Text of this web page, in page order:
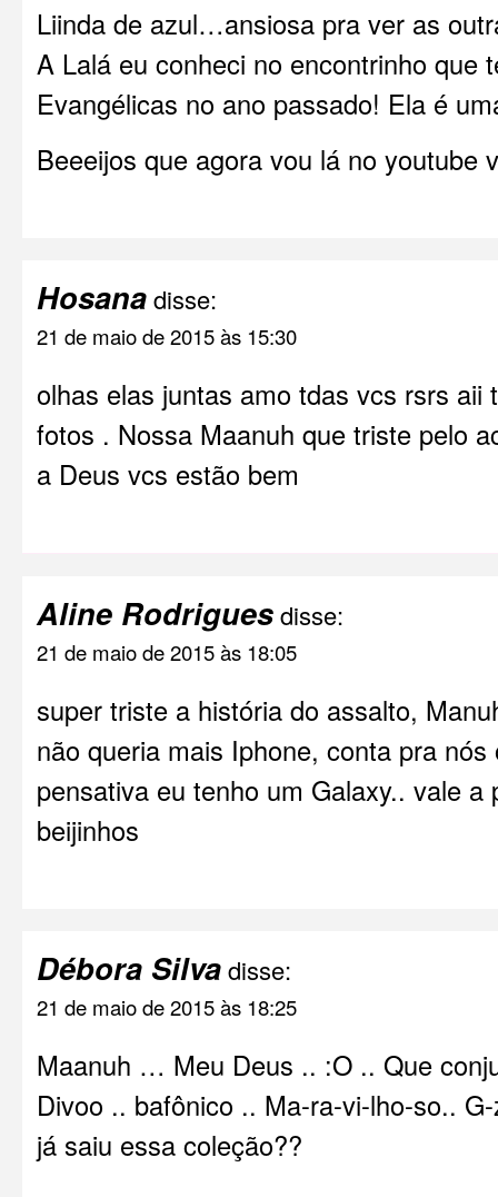
Liinda de azul…ansiosa pra ver as
A Lalá eu conheci no encontrinho que
Evangélicas no ano passado! Ela é
Beeeijos que agora vou lá no youtube
Hosanadisse:
21 de maio de 2015 às 15:30
olhas elas juntas amo tdas vcs rsrs aii
fotos . Nossa Maanuh que triste pelo
a Deus vcs estão bem
Aline Rodriguesdisse:
21 de maio de 2015 às 18:05
super triste a história do assalto,
não queria mais Iphone, conta pra
pensativa eu tenho um Galaxy.. vale a
beijinhos
Débora Silvadisse:
21 de maio de 2015 às 18:25
Maanuh … Meu Deus .. :O .. Que
Divoo .. bafônico .. Ma-ra-vi-lho-so..
já saiu essa coleção??